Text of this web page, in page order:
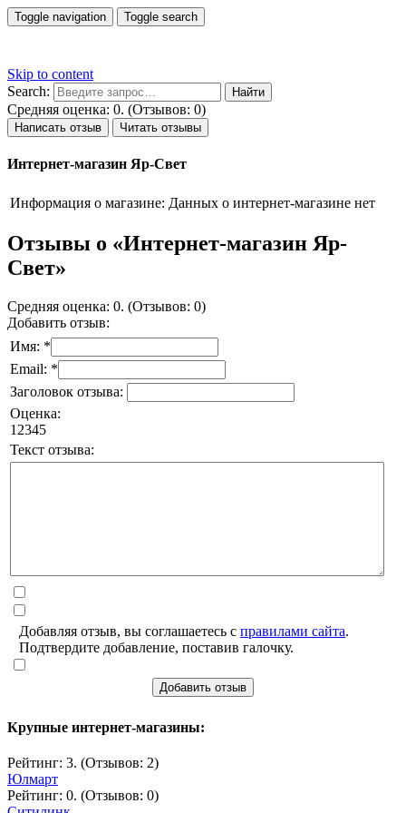
Toggle navigation Toggle search
Skip to content
Search:
Средняя оценка: 0. (Отзывов: 0)
Написать отзыв Читать отзывы
Интернет-магазин Яр-Свет
Информация о магазине: Данных о интернет-магазине нет
Отзывы о «Интернет-магазин Яр-
Свет»
Средняя оценка: 0. (Отзывов: 0)
Добавить отзыв:
Имя: *
Email: *
Заголовок отзыва:
Оценка:
1 2345
Текст отзыва:
Добавляя отзыв, вы соглашаетесь с правилами сайта.
Подтвердите добавление, поставив галочку.
Добавить отзыв
Крупные интернет-магазины:
Рейтинг: 3. (Отзывов: 2)
Юлмарт
Рейтинг: 0. (Отзывов: 0)